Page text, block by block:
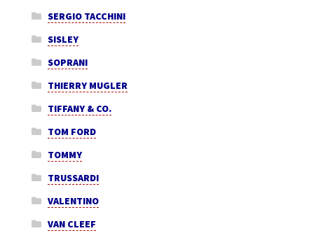
SERGIO TACCHINI
SISLEY
SOPRANI
THIERRY MUGLER
TIFFANY & CO.
TOM FORD
TOMMY
TRUSSARDI
VALENTINO
VAN CLEEF